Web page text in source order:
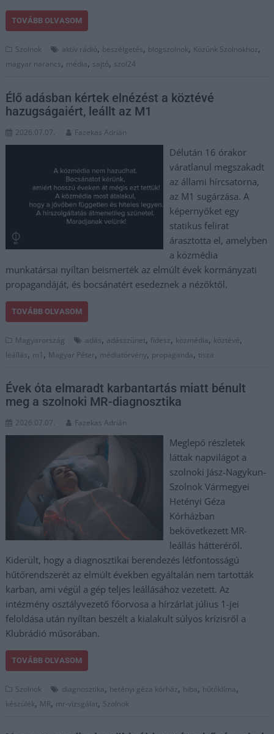
TOVÁBB OLVASOM
Szolnok aktív rádió, beszélgetés, blogszolnok, Közünk Szolnokhoz,
magyar narancs, média, sajtó, szol24
Élő adásban kértek elnézést a köztévé
hazugságaiért, leállt az M1
2026.07.07. Fazekas Adrián
Délután 16 órakor
váratlanul megszakadt
az állami hírcsatorna,
az M1 sugárzása. A
képernyőket egy
statikus felirat
árasztotta el, amelyben
a közmédia
munkatársai nyíltan beismerték az elmúlt évek kormányzati
propagandáját, és bocsánatért esedeznek a nézőktől.
TOVÁBB OLVASOM
Magyarország adás, adásszünet, fidesz, közmédia, köztévé,
leállás, m1 , Magyar Péter, médiatörvény, propaganda, tisza
Évek óta elmaradt karbantartás miatt bénult
meg a szolnoki MR-diagnosztika
2026.07.07. Fazekas Adrián
Meglepő részletek
láttak napvilágot a
szolnoki Jász-Nagykun-
Szolnok Vármegyei
Hetényi Géza
Kórházban
bekövetkezett MR-
leállás hátteréről.
Kiderült, hogy a diagnosztikai berendezés létfontosságú
hűtőrendszerét az elmúlt években egyáltalán nem tartották
karban, ami végül a gép teljes leállásához vezetett. Az
intézmény osztályvezető főorvosa a hírzárlat július 1-jei
feloldása után nyíltan beszélt a kialakult súlyos krízisről a
Klubrádió műsorában.
TOVÁBB OLVASOM
Szolnok diagnosztika, hetényi géza kórház, hiba, hűtőklíma,
készülék, MR, mr-vizsgálat, Szolnok